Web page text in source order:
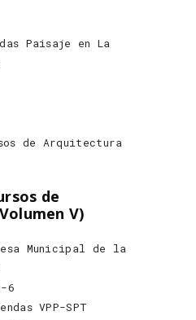
Paisaje en La
de
V)
Municipal de la
6
VPP-SPT